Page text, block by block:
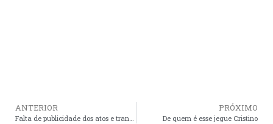
ANTERIOR
Falta de publicidade dos atos e transparência no processo poderá ser a próxima tentativa de Cristino para barrar Comissão Processante
PRÓXIMO
De quem é esse jegue Cristino